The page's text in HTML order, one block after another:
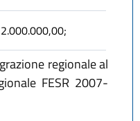
2.000.000,00;
regionale al
FESR 2007-